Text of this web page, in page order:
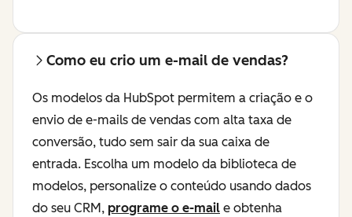
Como eu crio um e-mail de vendas?
Os modelos da HubSpot permitem a criação e o
envio de e-mails de vendas com alta taxa de
conversão, tudo sem sair da sua caixa de
entrada. Escolha um modelo da biblioteca de
modelos, personalize o conteúdo usando dados
do seu CRM, programe o e-mail e obtenha